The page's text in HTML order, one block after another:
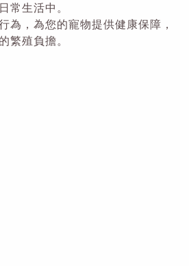
常生活中。
為，為您的寵物提供健康保障，
繁殖負擔。